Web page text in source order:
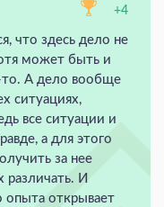
+4
что здесь дело не
может быть и
то. А дело вообще
ситуациях,
все ситуации и
а для этого
за нее
различать. И
опыта открывает